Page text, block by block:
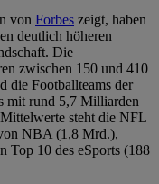
von Forbes zeigt, haben
deutlich höheren
Die
zwischen 150 und 410
die Footballteams der
mit rund 5,7 Milliarden
steht die NFL
NBA (1,8 Mrd.),
10 des eSports (188